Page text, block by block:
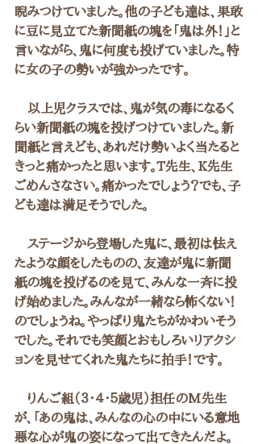
睨みつけていました。他の子ども達は、果敢
に豆に見立てた新聞紙の塊を「鬼は外！」と
言いながら、鬼に何度も投げていました。特
に女の子の勢いが強かったです。
以上児クラスでは、鬼が気の毒になるく
らい新聞紙の塊を投げつけていました。新
聞紙と言えども、あれだけ勢いよく当たると
きっと痛かったと思います。T先生、K先生
ごめんさなさい。痛かったでしょう？でも、子
ども達は満足そうでした。
ステージから登場した鬼に、最初は怯え
たような顔をしたものの、友達が鬼に新聞
紙の塊を投げるのを見て、みんな一斉に投
げ始めました。みんなが一緒なら怖くない！
のでしょうね。やっぱり鬼たちがかわいそう
でした。それでも笑顔とおもしろいリアクシ
ョンを見せてくれた鬼たちに拍手！です。
りんご組（３・４・５歳児）担任のM先生
が、「あの鬼は、みんなの心の中にいる意地
悪な心が鬼の姿になって出てきたんだよ。